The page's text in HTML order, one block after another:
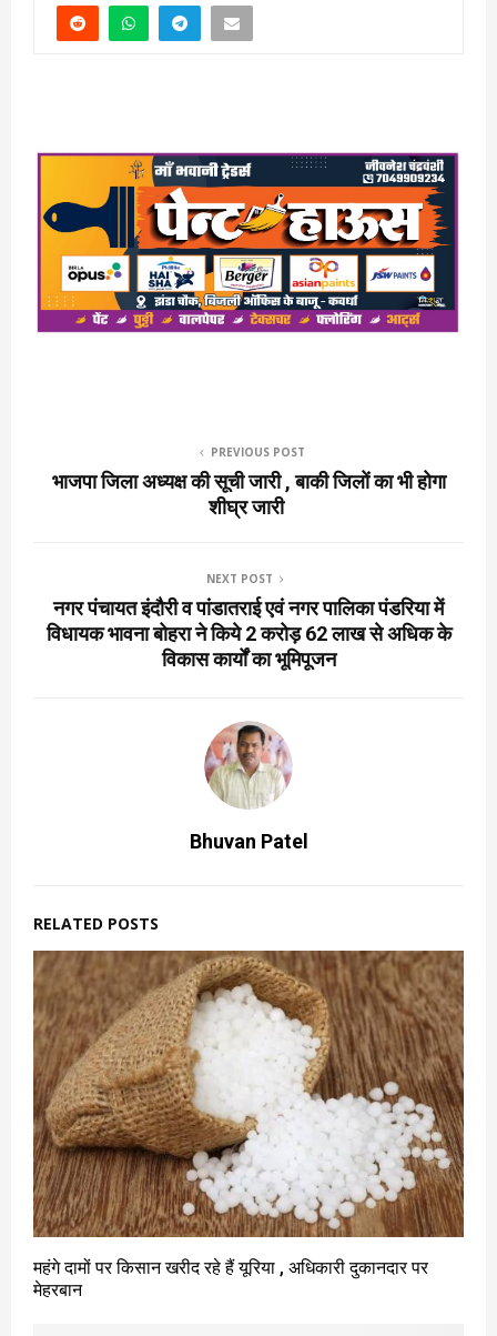
PREVIOUS POST
भाजपा जिला अध्यक्ष की सूची जारी , बाकी जिलों का भी होगा
शीघ्र जारी
NEXT POST
नगर पंचायत इंदौरी व पांडातराई एवं नगर पालिका पंडरिया में
विधायक भावना बोहरा ने किये 2 करोड़ 62 लाख से अधिक के
विकास कार्यों का भूमिपूजन
Bhuvan Patel
RELATED POSTS
महंगे दामों पर किसान खरीद रहे हैं यूरिया , अधिकारी दुकानदार पर
मेहरबान